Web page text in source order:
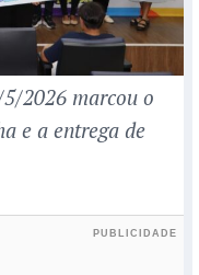
2026 marcou o
e a entrega de